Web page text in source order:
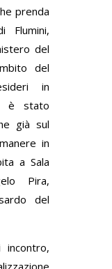
prenda
Flumini,
del
del
in
è stato
già sul
in
a Sala
Pira,
del